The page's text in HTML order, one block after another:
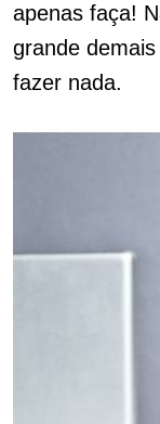
apenas faça!
grande
fazer nada.